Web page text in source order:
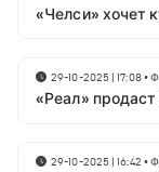
«Челси» хочет
29-10-2025 | 17:08•
«Реал»
29-10-2025 | 16:42 •